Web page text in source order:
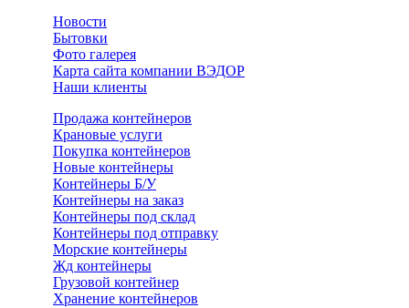
Новости
Бытовки
Фото галерея
Карта сайта компании ВЭДОР
Наши клиенты
Продажа контейнеров
Крановые услуги
Покупка контейнеров
Новые контейнеры
Контейнеры Б/У
Контейнеры на заказ
Контейнеры под склад
Контейнеры под отправку
Морские контейнеры
Жд контейнеры
Грузовой контейнер
Хранение контейнеров